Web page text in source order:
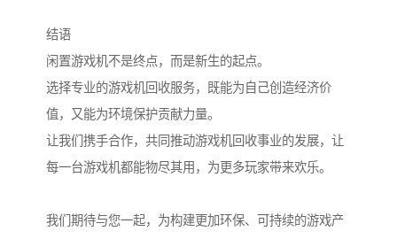
结语
闲置游戏机不是终点，而是新生的起点。
选择专业的游戏机回收服务，既能为自己创造经济价
值，又能为环境保护贡献力量。
让我们携手合作，共同推动游戏机回收事业的发展，让
每一台游戏机都能物尽其用，为更多玩家带来欢乐。
我们期待与您一起，为构建更加环保、可持续的游戏产